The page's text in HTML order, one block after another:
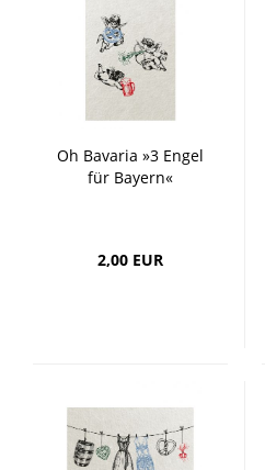
Oh Bavaria »3 Engel
für Bayern«
2,00 EUR